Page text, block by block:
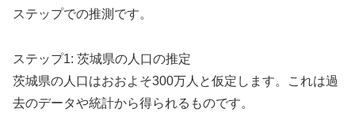
ステップでの推測です。
ステップ1: 茨城県の人口の推定
茨城県の人口はおおよそ300万人と仮定します。これは過
去のデータや統計から得られるものです。